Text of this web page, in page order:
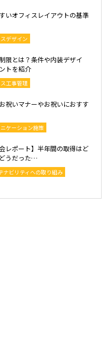
いオフィスレイアウトの基準
デザイン
限とは？条件や内装デザイ
トを紹介
工事管理
祝いマナーやお祝いにおすす
ケーション施策
レポート】半年間の取得はど
うだった…
ナビリティへの取り組み